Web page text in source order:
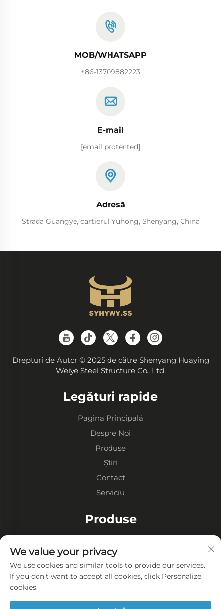
MOB/WHATSAPP
+86-13709882223
E-mail
[email protected]
Adresă
Strada Guangye, cartierul Yuhong, Shenyang, China
Drepturi de Autor © 2025 de către Shenyang Huaying
Weiye Steel Structure Co., Ltd.
Legături rapide
Pagina Principală
Despre Noi
Produse
Știri
Contact
Serviciu
Produse
Ateliere cu Structură Metalică
Clădiri cu Structură Metalică
DESPRE COMPANIE
We value your privacy
We use cookies and similar tools to provide our services.
If you don't want to accept all cookies, click Personalize
cookies.